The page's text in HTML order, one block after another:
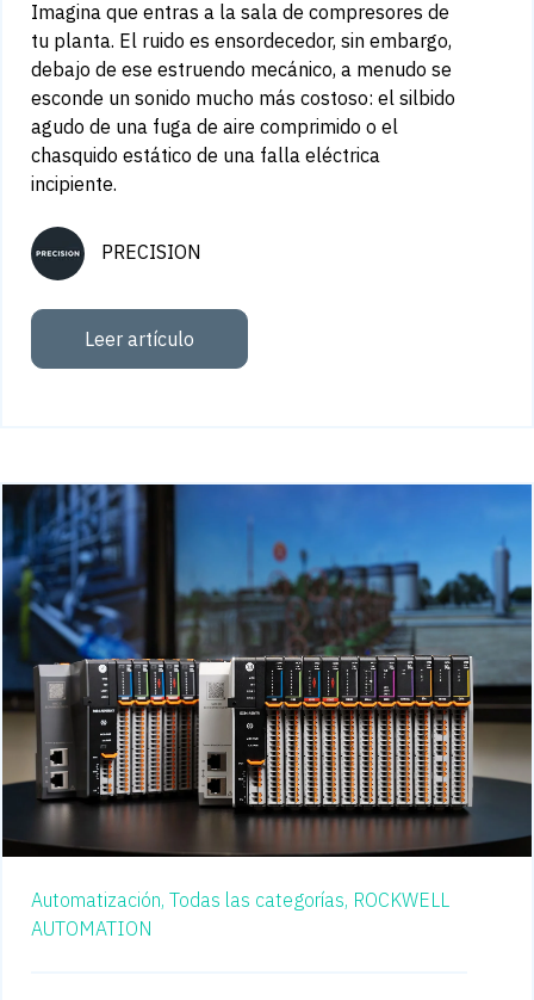
Imagina que entras a la sala de compresores de
tu planta. El ruido es ensordecedor, sin embargo,
debajo de ese estruendo mecánico, a menudo se
esconde un sonido mucho más costoso: el silbido
agudo de una fuga de aire comprimido o el
chasquido estático de una falla eléctrica
incipiente.
PRECISION
Leer artículo
Automatización, Todas las categorías, ROCKWELL
AUTOMATION